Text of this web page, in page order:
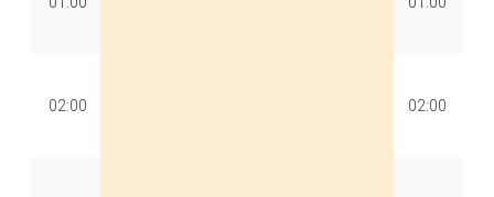
02:00 02:00